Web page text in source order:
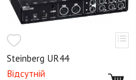
Steinberg UR44
Відсутній